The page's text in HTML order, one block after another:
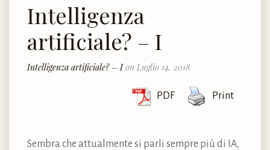
Intelligenza
artificiale? – I
Intelligenza artificiale? – Ion Luglio 14, 2018
PDF Print
Sembra che attualmente si parli sempre più di IA,